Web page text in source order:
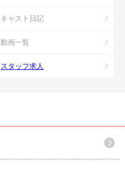
キャスト日記
動画一覧
スタッフ求人